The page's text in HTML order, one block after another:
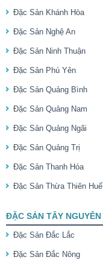
Đặc Sản Khánh Hòa
Đặc Sản Nghệ An
Đặc Sản Ninh Thuận
Đặc Sản Phú Yên
Đặc Sản Quảng Bình
Đặc Sản Quảng Nam
Đặc Sản Quảng Ngãi
Đặc Sản Quảng Trị
Đặc Sản Thanh Hóa
Đặc Sản Thừa Thiên Huế
ĐẶC SẢN TÂY NGUYÊN
Đặc Sản Đắc Lắc
Đặc Sản Đắc Nông